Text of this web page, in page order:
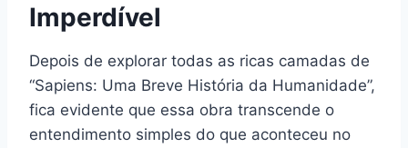
Imperdível
Depois de explorar todas as ricas camadas de
“Sapiens: Uma Breve História da Humanidade”,
fica evidente que essa obra transcende o
entendimento simples do que aconteceu no